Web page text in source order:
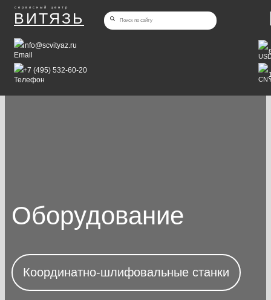
сервисный центр
ВИТЯЗЬ
info@scvityaz.ru
+7 (495) 532-60-20
Оборудование
Координатно-шлифовальные станки